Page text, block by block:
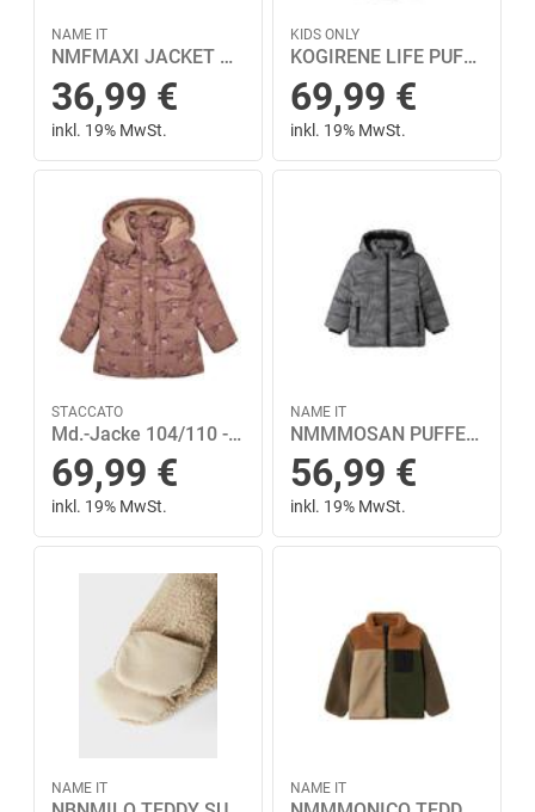
NAME IT
NMFMAXI JACKET AOP NOOS 92 - Dark Sapphire
36,99 €
inkl. 19% MwSt.
KIDS ONLY
KOGIRENE LIFE PUFFER COAT OTW NOOS 140 - Black
69,99 €
inkl. 19% MwSt.
STACCATO
Md.-Jacke 104/110 - Cappucino Aop
69,99 €
inkl. 19% MwSt.
NAME IT
NMMMOSAN PUFFER JACKET REF1 92 - Poppy Seed
56,99 €
inkl. 19% MwSt.
NAME IT NAME IT